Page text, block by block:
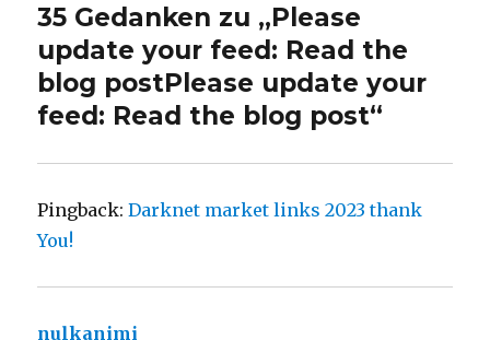
35 Gedanken zu „Please
update your feed: Read the
blog postPlease update your
feed: Read the blog post“
Pingback:Darknet market links 2023 thank
You!
nulkanimi